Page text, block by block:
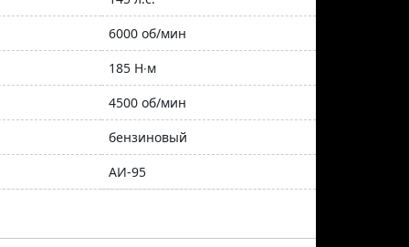
6000 об/мин
185 Н∙м
4500 об/мин
бензиновый
АИ-95